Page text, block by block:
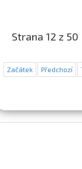
Strana 12 z 50
Začátek Předchozí